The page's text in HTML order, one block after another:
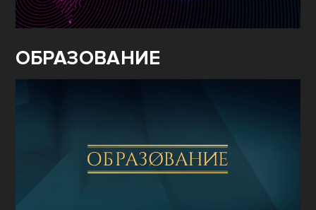
ОБРАЗОВАНИЕ